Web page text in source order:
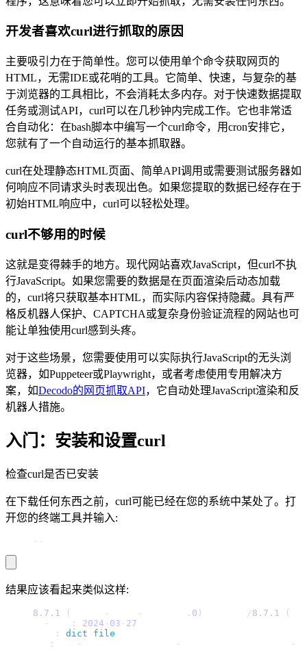
微信公众号
立即关注 Decodo德口多微信公众号，获取最新产
品动态、专属优惠及更多精彩内容！
微信公众号
品动态、专属优惠及更多精彩内容！
开发者喜欢curl进行抓取的原因
主要吸引力在于简单性。您可以使用单个命令获取网页的
HTML，无需IDE或花哨的工具。它简单、快速，与复杂的基
于浏览器的工具相比，不会消耗太多内存。对于快速数据提取
任务或测试API，curl可以在几秒钟内完成工作。它也非常适
合自动化：在bash脚本中编写一个curl命令，用cron安排它，
您就有了一个自动运行的基本抓取器。
curl在处理静态HTML页面、简单API调用或需要测试服务器如
何响应不同请求头时表现出色。如果您提取的数据已经存在于
初始HTML响应中，curl可以轻松处理。
curl不够用的时候
这就是变得棘手的地方。现代网站喜欢JavaScript，但curl不执
行JavaScript。如果您需要的数据是在页面渲染后动态加载
的，curl将只获取基本HTML，而实际内容保持隐藏。具有严
格反机器人保护、CAPTCHA或复杂身份验证流程的网站也可
能让单独使用curl感到头疼。
对于这些场景，您需要使用可以实际执行JavaScript的无头浏
览器，如Puppeteer或Playwright，或者考虑使用专用解决方
案，如Decodo的网页抓取API，它自动处理JavaScript渲染和反
机器人措施。
入门：安装和设置curl
检查curl是否已安装
在下载任何东西之前，curl可能已经在您的系统中某处了。打
开您的终端工具并输入:
- -
结果应该看起来类似这样:
8.7 .1 ( - - . 0 ) /8.7 .1 (
- : 2024 - 03 - 27
: dict file
: - - -